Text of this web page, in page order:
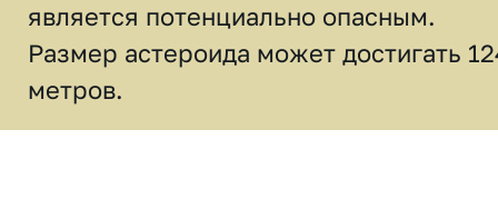
является потенциально опасным.
Размер астероида может достигать
метров.